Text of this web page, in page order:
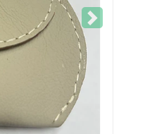
Next